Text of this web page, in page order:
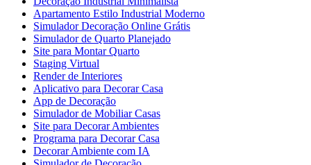
Apartamento Estilo Industrial Moderno
Simulador Decoração Online Grátis
Simulador de Quarto Planejado
Site para Montar Quarto
Staging Virtual
Render de Interiores
Aplicativo para Decorar Casa
App de Decoração
Simulador de Mobiliar Casas
Site para Decorar Ambientes
Programa para Decorar Casa
Decorar Ambiente com IA